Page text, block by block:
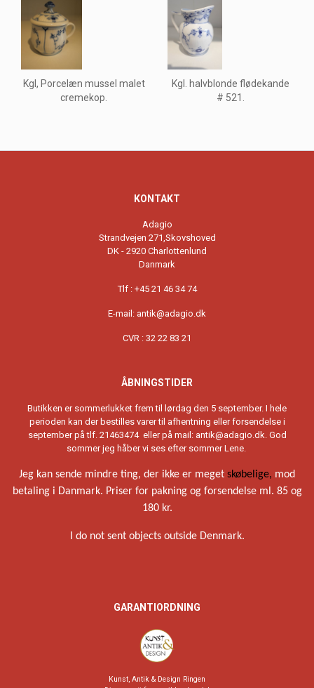
Kgl, Porcelæn mussel malet
cremekop.
Kgl. halvblonde flødekande
# 521.
KONTAKT
Adagio
Strandvejen 271,Skovshoved
DK - 2920 Charlottenlund
Danmark
Tlf : +45 21 46 34 74
E-mail: antik@adagio.dk
CVR : 32 22 83 21
ÅBNINGSTIDER
Butikken er sommerlukket frem til lørdag den 5 september. I hele
perioden kan der bestilles varer til afhentning eller forsendelse i
september på tlf. 21463474 eller på mail: antik@adagio.dk. God
sommer jeg håber vi ses efter sommer Lene.
Jeg kan sende mindre ting, der ikke er meget skøbelige, mod
betaling i Danmark. Priser for pakning og forsendelse ml. 85 og
180 kr.
I do not sent objects outside Denmark.
GARANTIORDNING
Kunst, Antik & Design Ringen